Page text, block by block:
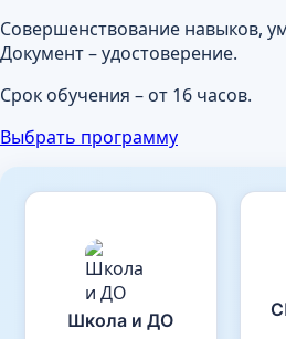
Совершенствование навыков,
Документ – удостоверение.
Срок обучения – от 16 часов.
Выбрать программу
Школа и ДО